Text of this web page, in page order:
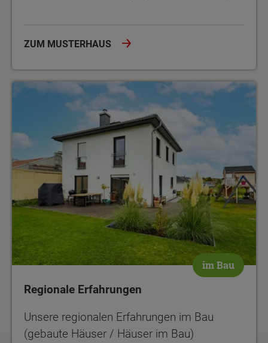
ZUM MUSTERHAUS
Regionale Erfahrungen
im Bau
Regionale Erfahrungen
Unsere regionalen Erfahrungen im Bau
(gebaute Häuser / Häuser im Bau)